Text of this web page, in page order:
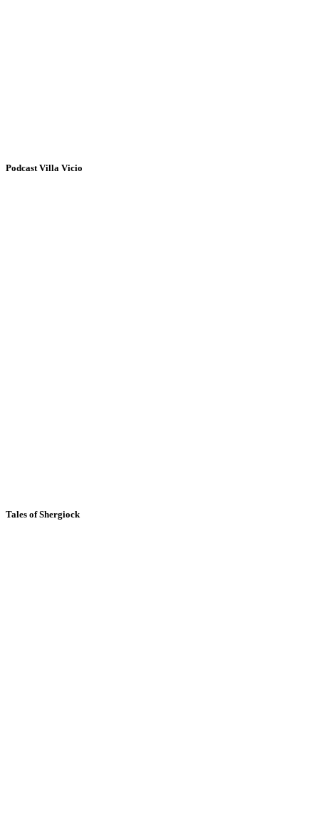
Podcast Villa Vicio
Tales of Shergiock